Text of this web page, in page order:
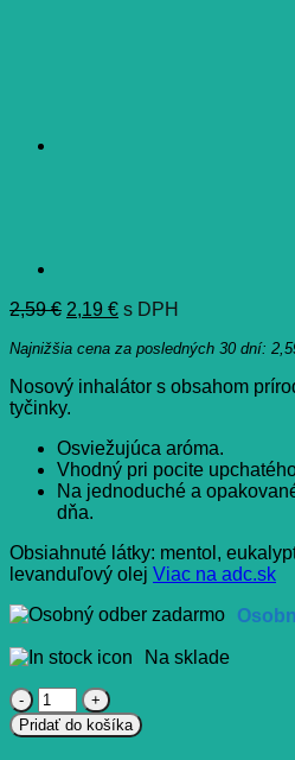
2,59€ Pôvodná
bola:
2,19 €Aktuálna
je:
s DPH
Najnižšia cena za posledných 30 dní:
Nosový inhalátor s obsahom
tyčinky.
Osviežujúca aróma.
Vhodný pri pocite
Na jednoduché a
dňa.
Obsiahnuté látky: mentol,
levanduľový olej Viac na adc.sk
Na sklade
množstvo
PLUS
LEKÁREŇ
Pridať do košíka